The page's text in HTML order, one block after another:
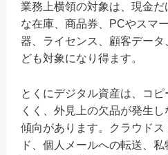
業務上横領の対象は、現金
な在庫、商品券、PCやスマ
器、ライセンス、顧客デー
ども対象になり得ます。
とくにデジタル資産は、コ
くく、外見上の欠品が発生
傾向があります。クラウド
ド、個人メールへの転送、